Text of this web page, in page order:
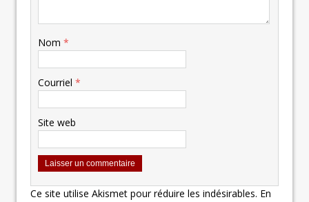
Nom *
Courriel *
Site web
Ce site utilise Akismet pour réduire les indésirables. En